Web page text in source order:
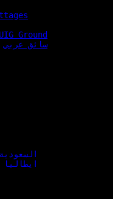
UIG Ground
سائق عربي
السعودية
ايطاليا